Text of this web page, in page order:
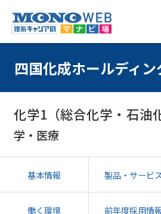
四国化成ホールディ
化学1（総合化学・石油
学・医療
基本情報 製品・サービ
働く環境 前年度採用情